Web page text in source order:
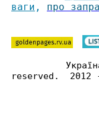
ваги , про
reserved. 2012